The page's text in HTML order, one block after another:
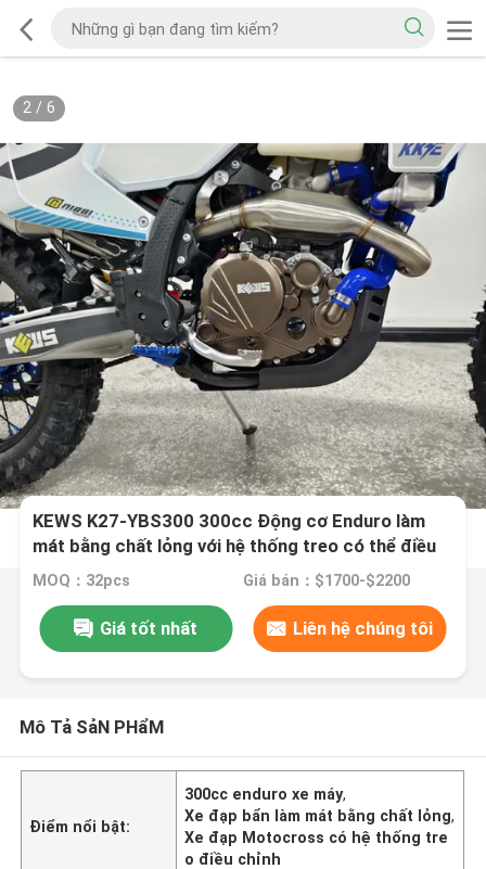
2/ 6
KEWS K27-YBS300 300cc Động cơ Enduro làm
mát bằng chất lỏng với hệ thống treo có thể điều
chỉnh cho hiệu suất ngoài đường cực kỳ
MOQ：32pcs Giá bán：$1700-$2200
Giá tốt nhất Liên hệ chúng tôi
Mô Tả SảN PHẩM
Điểm nổi bật:
300cc enduro xe máy,
Xe đạp bẩn làm mát bằng chất lỏng,
Xe đạp Motocross có hệ thống tre
o điều chỉnh